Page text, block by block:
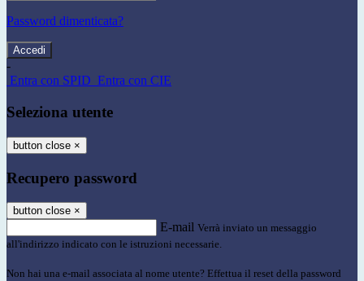
Password dimenticata?
-
Entra con SPID Entra con CIE
Seleziona utente
button close ×
Recupero password
button close ×
E-mail Verrà inviato un messaggio
all'indirizzo indicato con le istruzioni necessarie.
Non hai una e-mail associata al nome utente? Effettua il reset della password